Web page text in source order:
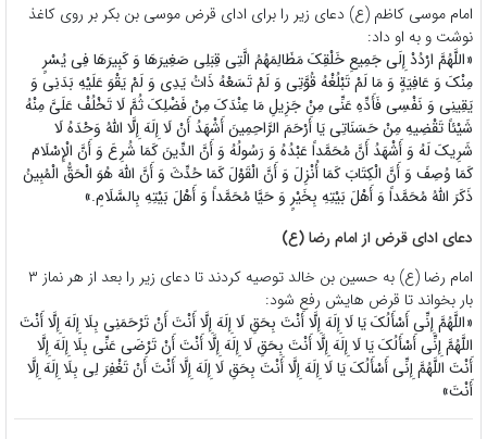
امام موسی کاظم (ع) دعای زیر را برای ادای قرض موسی بن بکر بر روی کاغذ
نوشت و به او داد:
«اللَّهُمَّ ارْدُدْ إِلَى جَمِیعِ خَلْقِکَ مَظَالِمَهُمُ الَّتِی قِبَلِی صَغِیرَهَا وَ کَبِیرَهَا فِی یُسْرٍ
مِنْکَ وَ عَافِیَةٍ وَ مَا لَمْ تَبْلُغْهُ قُوَّتِی وَ لَمْ تَسَعْهُ ذَاتُ یَدِی وَ لَمْ یَقْوَ عَلَیْهِ بَدَنِی وَ
یَقِینِی وَ نَفْسِی فَأَدِّهِ عَنِّی مِنْ جَزِیلِ مَا عِنْدَکَ مِنْ فَضْلِکَ ثُمَّ لَا تَخْلُفْ عَلَیَّ مِنْهُ
شَیْئاً تَقْضِیهِ مِنْ حَسَنَاتِی یَا أَرْحَمَ الرَّاحِمِینَ أَشْهَدُ أَنْ لَا إِلَهَ إِلَّا اللَّهُ وَحْدَهُ لَا
شَرِیکَ لَهُ وَ أَشْهَدُ أَنَّ مُحَمَّداً عَبْدُهُ وَ رَسُولُهُ وَ أَنَّ الدِّینَ کَمَا شُرِعَ وَ أَنَّ الْإِسْلَامَ
کَمَا وُصِفَ وَ أَنَّ الْکِتَابَ کَمَا أُنْزِلَ وَ أَنَّ الْقَوْلَ کَمَا حُدِّثَ وَ أَنَّ اللَّهَ هُوَ الْحَقُّ الْمُبِینُ
ذَکَرَ اللَّهُ مُحَمَّداً وَ أَهْلَ بَیْتِهِ بِخَیْرٍ وَ حَیَّا مُحَمَّداً وَ أَهْلَ بَیْتِهِ بِالسَّلَامِ.»
دعای ادای قرض از امام رضا (ع)
امام رضا (ع) به حسین بن خالد توصیه کردند تا دعای زیر را بعد از هر نماز ۳
بار بخواند تا قرض هایش رفع شود:
«اللَّهُمَّ إِنِّی أَسْأَلُکَ یَا لَا إِلَهَ‏ إِلَّا أَنْتَ‏ بِحَقِ‏ لَا إِلَهَ‏ إِلَّا أَنْتَ أَنْ تَرْحَمَنِی بِلَا إِلَهَ إِلَّا أَنْتَ
اللَّهُمَّ إِنِّی أَسْأَلُکَ یَا لَا إِلَهَ‏ إِلَّا أَنْتَ‏ بِحَقِ‏ لَا إِلَهَ‏ إِلَّا أَنْتَ أَنْ تَرْضَى عَنِّی بِلَا إِلَهَ إِلَّا
أَنْتَ اللَّهُمَّ إِنِّی أَسْأَلُکَ یَا لَا إِلَهَ‏ إِلَّا أَنْتَ‏ بِحَقِ‏ لَا إِلَهَ‏ إِلَّا أَنْتَ أَنْ تَغْفِرَ لِی بِلَا إِلَهَ إِلَّا
أَنْتَ»